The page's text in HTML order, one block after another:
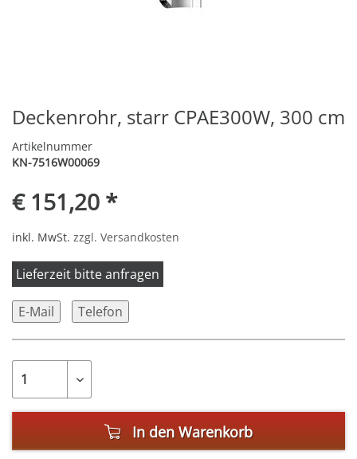
Deckenrohr, starr CPAE300W, 300 cm
Artikelnummer
KN-7516W00069
€ 151,20 *
inkl. MwSt. zzgl. Versandkosten
Lieferzeit bitte anfragen
E-Mail Telefon
In den Warenkorb